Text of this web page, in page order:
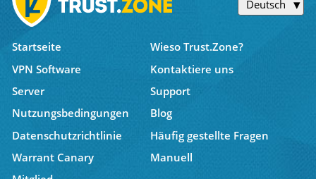
Deutsch
Startseite
Wieso Trust.Zone?
VPN Software
Kontaktiere uns
Server
Support
Nutzungsbedingungen
Blog
Datenschutzrichtlinie
Häufig gestellte Fragen
Warrant Canary
Manuell